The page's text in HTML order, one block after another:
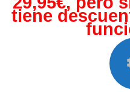
tiene